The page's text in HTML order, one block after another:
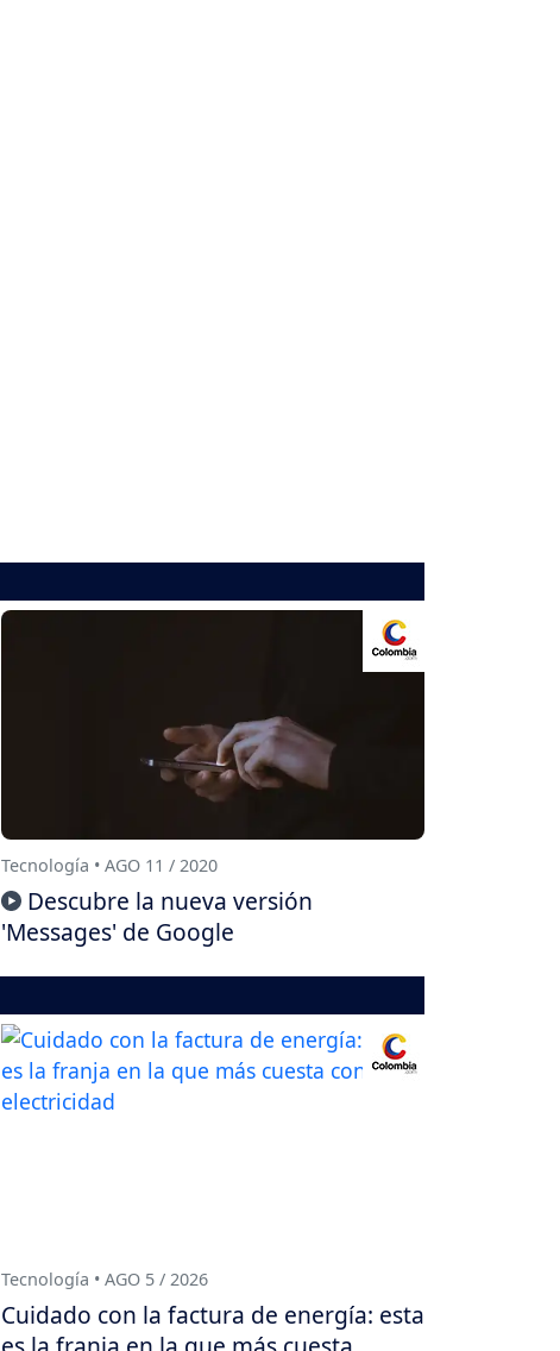
Tecnología • AGO 11 / 2020
Descubre la nueva versión
'Messages' de Google
Tecnología • AGO 5 / 2026
Cuidado con la factura de energía: esta